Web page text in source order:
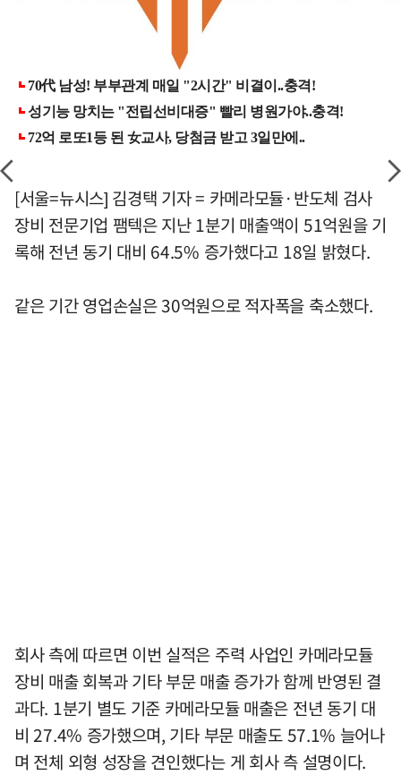
[서울=뉴시스] 김경택 기자 = 카메라모듈·반도체 검사
장비 전문기업 팸텍은 지난 1분기 매출액이 51억원을 기
록해 전년 동기 대비 64.5% 증가했다고 18일 밝혔다.
같은 기간 영업손실은 30억원으로 적자폭을 축소했다.
회사 측에 따르면 이번 실적은 주력 사업인 카메라모듈
장비 매출 회복과 기타 부문 매출 증가가 함께 반영된 결
과다. 1분기 별도 기준 카메라모듈 매출은 전년 동기 대
비 27.4% 증가했으며, 기타 부문 매출도 57.1% 늘어나
며 전체 외형 성장을 견인했다는 게 회사 측 설명이다.